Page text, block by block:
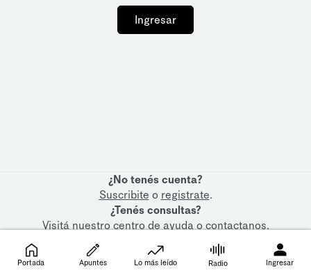
Ingresar
¿No tenés cuenta?
Suscribite o registrate.
¿Tenés consultas?
Visitá nuestrocentro de ayudaocontactanos.
Portada Apuntes Lo más leído Radio Ingresar